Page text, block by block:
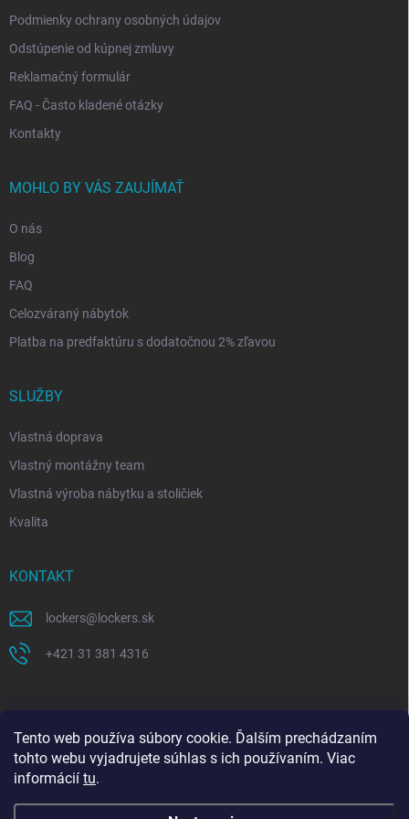
Tento web používa súbory cookie. Ďalším prechádzaním
tohto webu vyjadrujete súhlas s ich používaním. Viac
informácií tu.
Podmienky ochrany osobných údajov
Odstúpenie od kúpnej zmluvy
Reklamačný formulár
FAQ - Často kladené otázky
Kontakty
MOHLO BY VÁS ZAUJÍMAŤ
O nás
Blog
FAQ
Celozváraný nábytok
Platba na predfaktúru s dodatočnou 2% zľavou
SLUŽBY
Vlastná doprava
Vlastný montážny team
Vlastná výroba nábytku a stoličiek
Kvalita
KONTAKT
lockers@ lockers.sk
+421 31 381 4316